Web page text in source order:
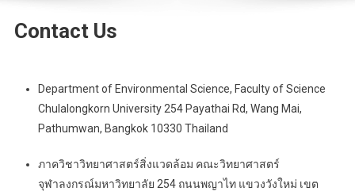
Contact Us
Department of Environmental Science, Faculty of Science
Chulalongkorn University 254 Payathai Rd, Wang Mai,
Pathumwan, Bangkok 10330 Thailand
ภาควิชาวิทยาศาสตร์สิ่งแวดล้อม คณะวิทยาศาสตร์
จุฬาลงกรณ์มหาวิทยาลัย 254 ถนนพญาไท แขวงวังใหม่ เขต